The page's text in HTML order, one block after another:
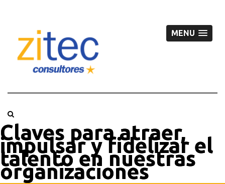
MENU
Claves para atraer,
impulsar y fidelizar el
talento en nuestras
organizaciones